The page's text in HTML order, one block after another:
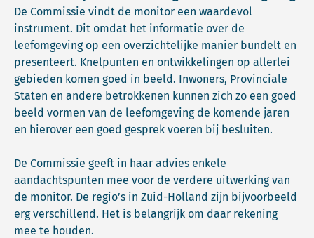
De Commissie vindt de monitor een waardevol
instrument. Dit omdat het informatie over de
leefomgeving op een overzichtelijke manier bundelt en
presenteert. Knelpunten en ontwikkelingen op allerlei
gebieden komen goed in beeld. Inwoners, Provinciale
Staten en andere betrokkenen kunnen zich zo een goed
beeld vormen van de leefomgeving de komende jaren
en hierover een goed gesprek voeren bij besluiten.
De Commissie geeft in haar advies enkele
aandachtspunten mee voor de verdere uitwerking van
de monitor. De regio’s in Zuid-Holland zijn bijvoorbeeld
erg verschillend. Het is belangrijk om daar rekening
mee te houden.